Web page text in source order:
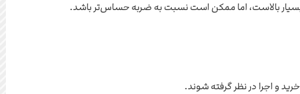
بسیار بالاست، اما ممکن است نسبت به ضربه حساس‌تر باشد.
و اجرا در نظر گرفته شوند.